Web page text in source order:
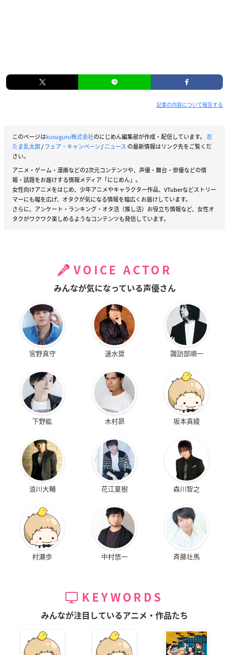
記事の内容について報告する
このページはkusuguru株式会社のにじめん編集部が作成・配信しています。 忍
たま乱太郎/フェア・キャンペーン/ニュース の最新情報はリンク先をご覧くだ
さい。
アニメ・ゲーム・漫画などの2次元コンテンツや、声優・舞台・俳優などの情
報・話題をお届けする情報メディア「にじめん」。
女性向けアニメをはじめ、少年アニメやキャラクター作品、VTuberなどストリー
マーにも幅を広げ、オタクが気になる情報を幅広くお届けしています。
さらに、アンケート・ランキング・オタ活（推し活）お役立ち情報など、女性オ
タクがワクワク楽しめるようなコンテンツも発信しています。
VOICE ACTOR
みんなが気になっている声優さん
宮野真守 速水奨 諏訪部順一
下野紘 木村昴 坂本真綾
浪川大輔 花江夏樹 森川智之
村瀬歩 中村悠一 斉藤壮馬
KEYWORDS
みんなが注目しているアニメ・作品たち